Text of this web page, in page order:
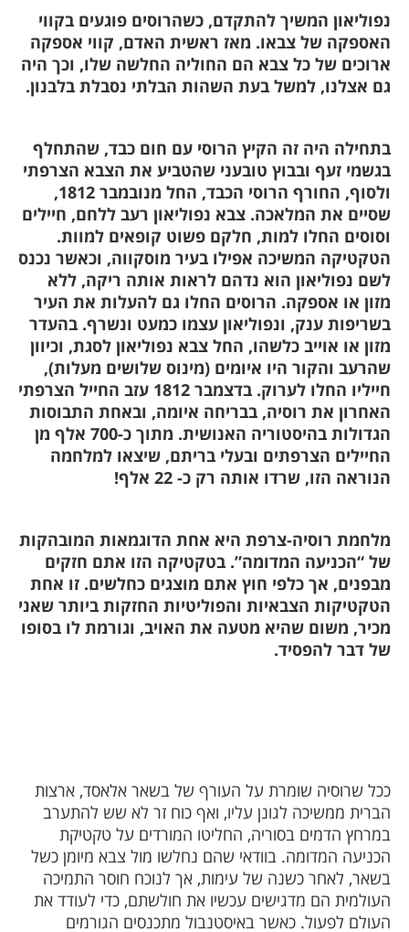
המשיך להתקדם, כשהרוסים פוגעים בקווי
של צבאו. מאז ראשית האדם, קווי אספקה
של כל צבא הם החוליה החלשה שלו, וכך היה
אצלנו, למשל בעת השהות הבלתי נסבלת בלבנון.
היה זה הקיץ הרוסי עם חום כבד, שהתחלף
זעף ובבוץ טובעני שהטביע את הצבא הצרפתי
ולסוף, החורף הרוסי הכבד, החל מנובמבר 1812,
את המלאכה. צבא נפוליאון רעב ללחם, חיילים
החלו למות, חלקם פשוט קופאים למוות.
המשיכה אפילו בעיר מוסקווה, וכאשר נכנס
נפוליאון הוא נדהם לראות אותה ריקה, ללא
או אספקה. הרוסים החלו גם להעלות את העיר
ענק, ונפוליאון עצמו כמעט ונשרף. בהעדר
או אוייב כלשהו, החל צבא נפוליאון לסגת, וכיוון
והקור היו איומים (מינוס שלושים מעלות),
חייליו החלו לערוק. בדצמבר 1812 עזב החייל הצרפתי
את רוסיה, בבריחה איומה, ובאחת התבוסות
הגדולות בהיסטוריה האנושית. מתוך כ-700 אלף מן
הצרפתים ובעלי בריתם, שיצאו למלחמה
הזו, שרדו אותה רק כ- 22 אלף!
רוסיה-צרפת היא אחת הדוגמאות המובהקות
“הכניעה המדומה”. בטקטיקה הזו אתם חזקים
אך כלפי חוץ אתם מוצגים כחלשים. זו אחת
הצבאיות והפוליטיות החזקות ביותר שאני
משום שהיא מטעה את האויב, וגורמת לו בסופו
דבר להפסיד.
שרוסיה שומרת על העורף של בשאר אלאסד, ארצות
ממשיכה לגונן עליו, ואף כוח זר לא שש להתערב
הדמים בסוריה, החליטו המורדים על טקטיקת
המדומה. בוודאי שהם נחלשו מול צבא מיומן כשל
לאחר כשנה של עימות, אך לנוכח חוסר התמיכה
הם מדגישים עכשיו את חולשתם, כדי לעודד את
לפעול. כאשר באיסטנבול מתכנסים הגורמים